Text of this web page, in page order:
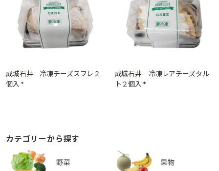
成城石井 冷凍チーズスフレ２
個入 *
成城石井 冷凍レアチーズタル
ト２個入 *
カテゴリーから探す